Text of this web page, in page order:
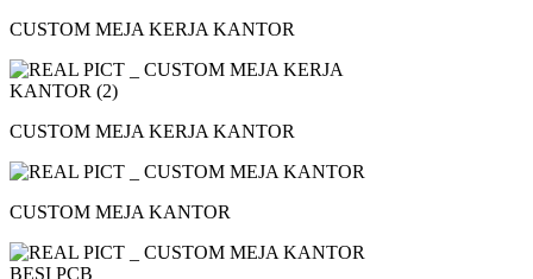
CUSTOM MEJA KERJA KANTOR
CUSTOM MEJA KERJA KANTOR
CUSTOM MEJA KANTOR